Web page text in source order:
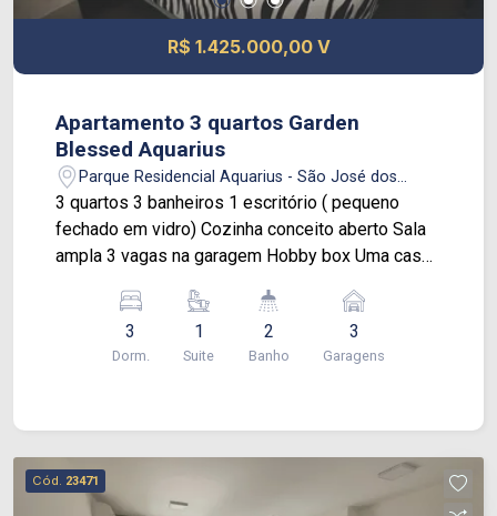
R$ 1.425.000,00 V
Apartamento 3 quartos Garden
Blessed Aquarius
Parque Residencial Aquarius - São José dos
Campos/SP
3 quartos 3 banheiros 1 escritório ( pequeno
fechado em vidro) Cozinha conceito aberto Sala
ampla 3 vagas na garagem Hobby box Uma casa
inteiro em vidro Lavanderia Academia por
morador Salao de festa Salao torcedor Sala de
jogos Play ground Sauna Jacuzzi Vagas para
3
Dorm.
1
Suite
2
Banho
3
Garagens
Cód. 23471